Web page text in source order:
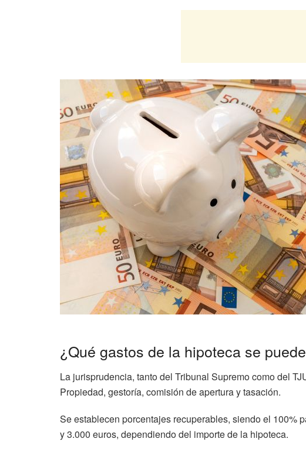
¿Qué gastos de la hipoteca se
La jurisprudencia, tanto del Tribunal Supremo como del
Propiedad, gestoría, comisión de apertura y tasación.
Se establecen porcentajes recuperables, siendo el 100%
y 3.000 euros, dependiendo del importe de la hipoteca.